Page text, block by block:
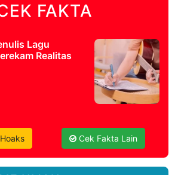
FAKTA
Lagu
Realitas
Cek Fakta Lain